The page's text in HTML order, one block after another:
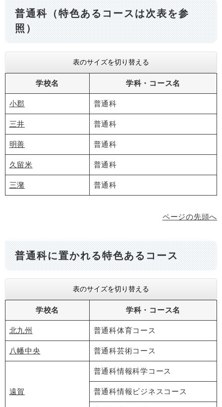
普通科（特色あるコースは次表を参
照）
表のサイズを切り替える
学校名 学科・コース名
小郡 普通科
三井 普通科
明善 普通科
久留米 普通科
三潴 普通科
ページの先頭へ
普通科に置かれる特色あるコース
表のサイズを切り替える
学校名 学科・コース名
北九州 普通科体育コース
八幡中央 普通科芸術コース
遠賀
普通科情報科学コース
普通科情報ビジネスコース